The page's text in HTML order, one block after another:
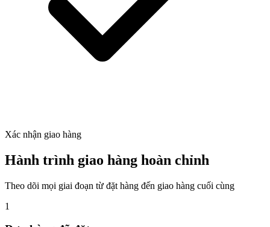
Xác nhận giao hàng
Hành trình giao hàng hoàn chỉnh
Theo dõi mọi giai đoạn từ đặt hàng đến giao hàng cuối cùng
1